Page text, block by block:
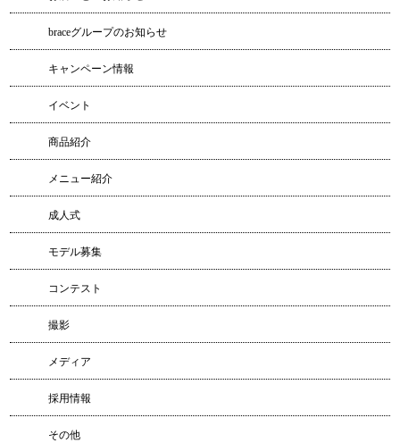
braceグループのお知らせ
キャンペーン情報
イベント
商品紹介
メニュー紹介
成人式
モデル募集
コンテスト
撮影
メディア
採用情報
その他